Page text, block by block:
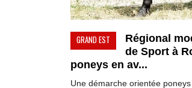
GRAND EST
Régional
de Sport à
poneys en av...
Une démarche orientée